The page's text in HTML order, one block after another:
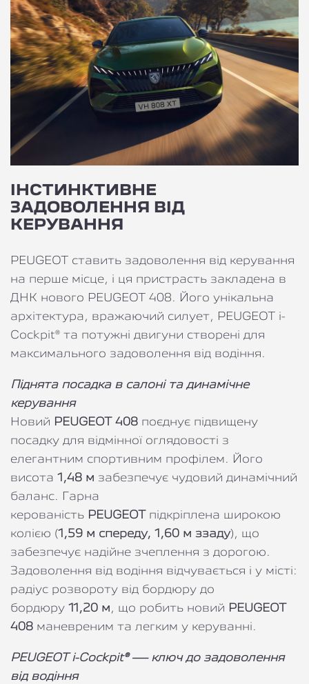
ІНСТИНКТИВНЕ
ЗАДОВОЛЕННЯ ВІД
КЕРУВАННЯ
PEUGEOT ставить задоволення від керування
на перше місце, і ця пристрасть закладена в
ДНК нового PEUGEOT 408. Його унікальна
архітектура, вражаючий силует, PEUGEOT i-
Cockpit® та потужні двигуни створені для
максимального задоволення від водіння.
Піднята посадка в салоні та динамічне
керування
Новий PEUGEOT 408 поєднує підвищену
посадку для відмінної оглядовості з
елегантним спортивним профілем. Його
висота 1,48 м забезпечує чудовий динамічний
баланс. Гарна
керованість PEUGEOT
підкріплена широкою
колією (1,59 м спереду, 1,60 м ззаду), що
забезпечує надійне зчеплення з дорогою.
Задоволення від водіння відчувається і у місті:
радіус розвороту від бордюру до
бордюру 11,20 м , що робить новий PEUGEOT
408 маневреним та легким у керуванні.
PEUGEOT i-Cockpit® — ключ до задоволення
від водіння